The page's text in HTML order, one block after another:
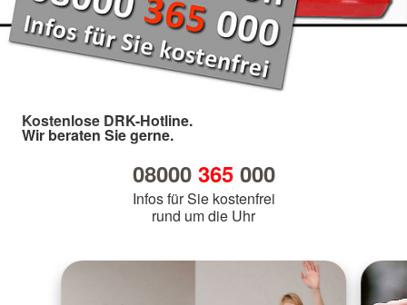
Kostenlose DRK-Hotline.
Wir beraten Sie gerne.
08000 365000
Infos für Sie kostenfrei
rund um die Uhr